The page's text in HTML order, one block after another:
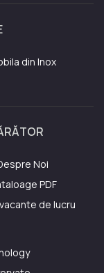
din Inox
Noi
PDF
de lucru